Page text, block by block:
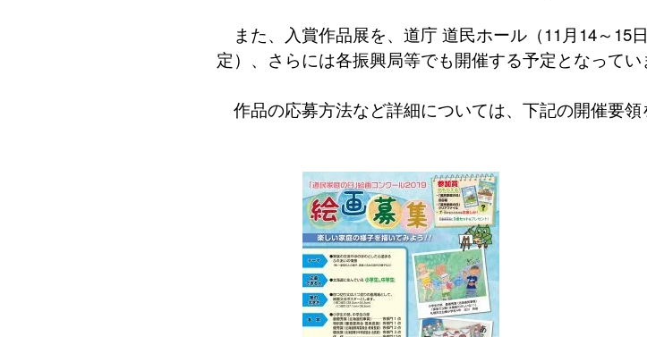
また、入賞作品展を、道庁 道民ホール（11月14～15
定）、さらには各振興局等でも開催する予定となってい
作品の応募方法など詳細については、下記の開催要領